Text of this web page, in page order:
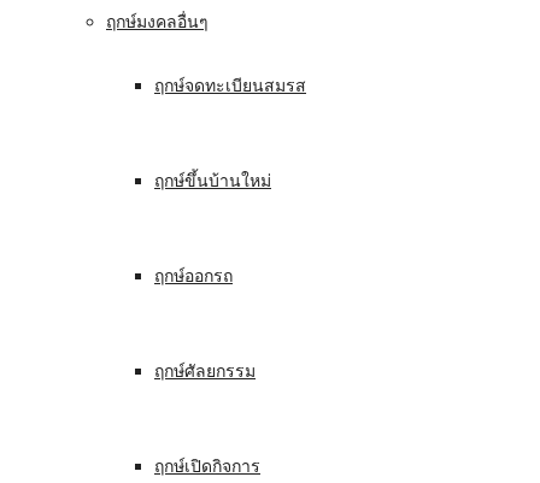
ฤกษ์มงคลอื่นๆ
ฤกษ์จดทะเบียนสมรส
ฤกษ์ขึ้นบ้านใหม่
ฤกษ์ออกรถ
ฤกษ์ศัลยกรรม
ฤกษ์เปิดกิจการ